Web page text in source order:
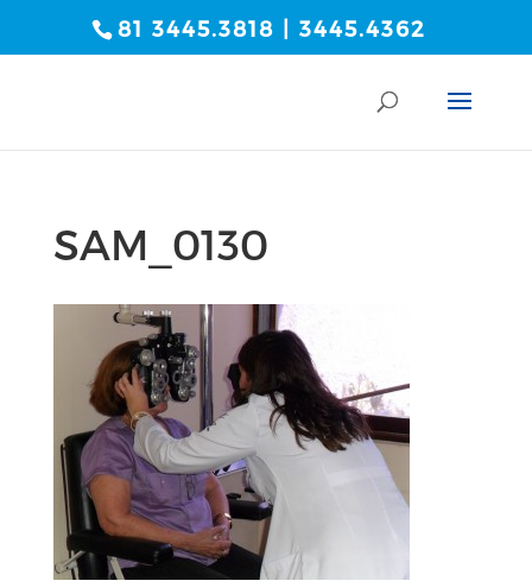
81 3445.3818 | 3445.4362
SAM_0130